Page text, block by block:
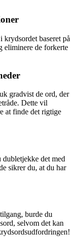
krydsordet baseret på
eliminere de forkerte
gradvist de ord, der
Dette vil
at finde det rigtige
dubletjekke det med
sikrer du, at du har
burde du
selvom det kan